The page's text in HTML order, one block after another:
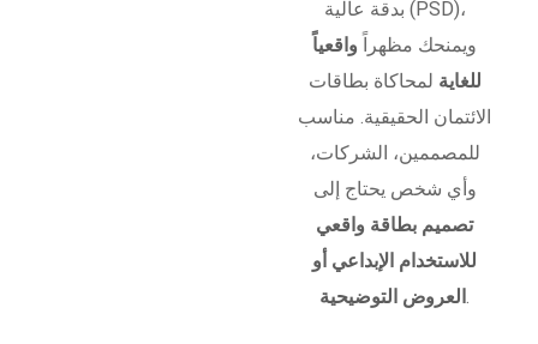
بدقة عالية (PSD)،
ويمنحك مظهراً واقعياً
للغاية لمحاكاة بطاقات
الائتمان الحقيقية. مناسب
للمصممين، الشركات،
وأي شخص يحتاج إلى
تصميم بطاقة واقعي
للاستخدام الإبداعي أو
العروض التوضيحية .